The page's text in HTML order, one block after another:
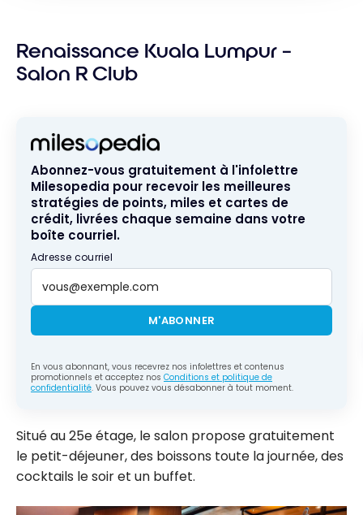
crédit Marriott
Bonvoy - Août
Renaissance Kuala Lumpur –
Salon R Club
Abonnez-vous gratuitement à l'infolettre
Milesopedia pour recevoir les meilleures
stratégies de points, miles et cartes de
crédit, livrées chaque semaine dans votre
boîte courriel.
Adresse courriel
M'ABONNER
En vous abonnant, vous recevrez nos infolettres et contenus
promotionnels et acceptez nos Conditions et politique de
confidentialité. Vous pouvez vous désabonner à tout moment.
Situé au 25e étage, le salon propose gratuitement
le petit-déjeuner, des boissons toute la journée, des
cocktails le soir et un buffet.